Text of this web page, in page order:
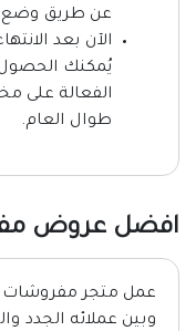
عن طريق وضع
الآن بعد
يُمكنك
الفعالة على
طوال العام.
افضل عروض
عمل متجر مفروشات
وبين عملائه الجدد